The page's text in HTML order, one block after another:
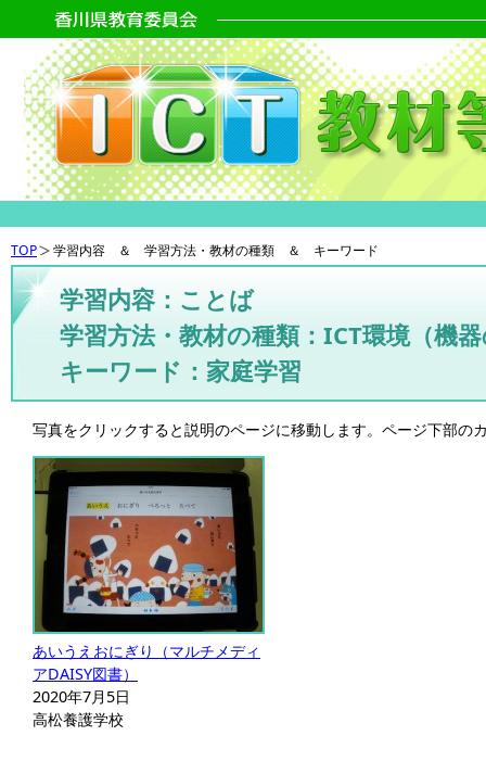
TOP 学習内容 ＆ 学習方法・教材の種類 ＆ キーワード
学習内容：ことば
学習方法・教材の種類：ICT環境（機
キーワード：家庭学習
写真をクリックすると説明のページに移動します。ページ下部
あいうえおにぎり（マルチメディ
アDAISY図書）
2020年7月5日
高松養護学校